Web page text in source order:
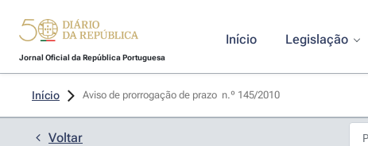
Jornal Oficial da República Portuguesa
Início Legislação
Início Aviso de prorrogação de prazo  n.º 145/2010
Voltar